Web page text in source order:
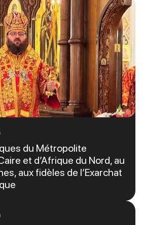
du Métropolite
et d’Afrique du Nord, au
aux fidèles de l’Exarchat